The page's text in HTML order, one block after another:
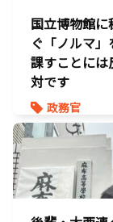
国立博物館に
ぐ「ノルマ」
課すことには
対です
政務官
知的財産